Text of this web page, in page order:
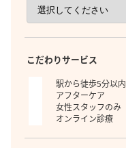
こだわりサービス
駅から徒歩5分以内
アフターケア
女性スタッフのみ
オンライン診療